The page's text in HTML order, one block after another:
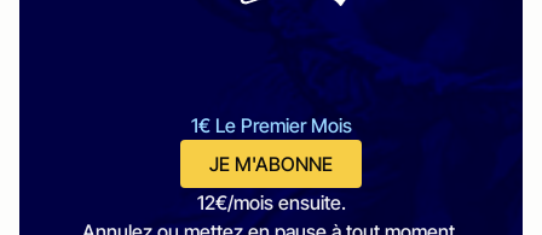
1€ Le Premier Mois
JE M'ABONNE
12€/mois ensuite.